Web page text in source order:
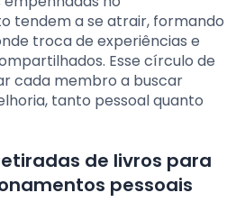
tendem a se atrair, formando
troca de experiências e
Esse círculo de
cada membro a buscar
tanto pessoal quanto
de livros para
pessoais